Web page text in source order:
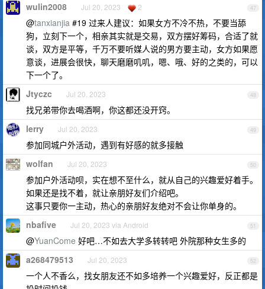
47
wulin2008 Jul 20, 2023 2
@tanxianjia #19 过来人建议：如果女方不冷不热，不要当舔
狗，立刻下一个，相亲其实就是交易，双方摆好筹码，合适了就
谈，双方是平等，千万不要听媒人说的男方要主动，女方如果愿
意谈，进展会很快，聊天磨磨叽叽，嗯、哦、好的之类的，可以
下一个了。
48
Jtyczc Jul 20, 2023
找兄弟带你去喝酒啊，你这都还没开窍。
49
lerry Jul 20, 2023
参加同城户外活动，遇到有好感的就多接触
50
wolfan Jul 20, 2023
参加户外活动呗，实在想不至什么，就从自己的兴趣爱好着手。
如果还是找不着，就让亲朋好友们介绍吧。
这事只要你一主动，热心的亲朋好友绝对不会让你单身的。
51
nbafive Jul 20, 2023 via Android
@YuanCome 好吧…不如去大学多转转吧 外院那种女生多的
52
a268479513 Jul 20, 2023
一个人不香么，找女朋友还不如多培养一个兴趣爱好，反正都是